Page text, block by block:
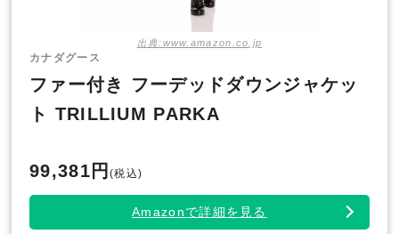
出典:www.amazon.co.jp
カナダグース
ファー付き フーデッドダウンジャケッ
ト TRILLIUM PARKA
99,381円(税込)
Amazonで詳細を見る